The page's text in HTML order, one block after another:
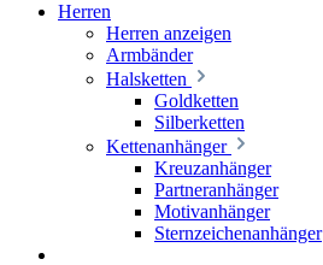
Herren
Herren anzeigen
Armbänder
Halsketten
Goldketten
Silberketten
Kettenanhänger
Kreuzanhänger
Partneranhänger
Motivanhänger
Sternzeichenanhänger